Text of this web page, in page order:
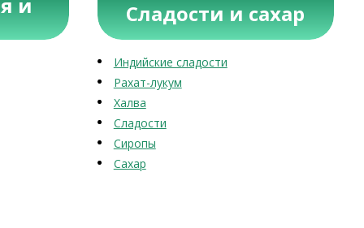
Сладости и сахар
Индийские сладости
Рахат-лукум
Халва
Сладости
Сиропы
Сахар